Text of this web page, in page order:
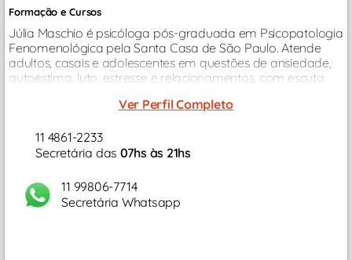
Formação e Cursos
Júlia Maschio é psicóloga pós-graduada em Psicopatologia
Fenomenológica pela Santa Casa de São Paulo. Atende
adultos, casais e adolescentes em questões de ansiedade,
autoestima, luto, estresse e relacionamentos, com escuta
Ver Perfil Completo
11 4861-2233
Secretária das 07hs às 21hs
11 99806-7714
Secretária Whatsapp